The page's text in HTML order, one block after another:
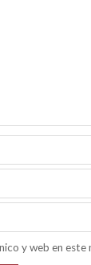
y web en